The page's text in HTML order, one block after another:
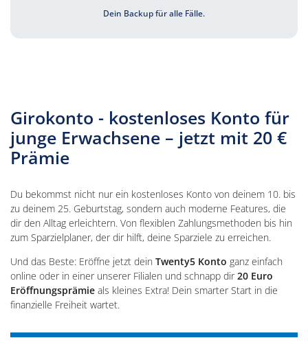
Dein Backup für alle Fälle.
Girokonto - kostenloses Konto für
junge Erwachsene – jetzt mit 20 €
Prämie
Du bekommst nicht nur ein kostenloses Konto von deinem 10. bis
zu deinem 25. Geburtstag, sondern auch moderne Features, die
dir den Alltag erleichtern. Von flexiblen Zahlungsmethoden bis hin
zum Sparzielplaner, der dir hilft, deine Sparziele zu erreichen.
Und das Beste: Eröffne jetzt dein Twenty5 Konto ganz einfach
online oder in einer unserer Filialen und schnapp dir20 Euro
Eröffnungsprämie als kleines Extra! Dein smarter Start in die
finanzielle Freiheit wartet.